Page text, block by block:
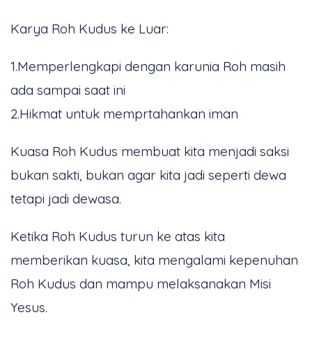
Karya Roh Kudus ke Luar:
1.Memperlengkapi dengan karunia Roh masih
ada sampai saat ini
2.Hikmat untuk memprtahankan iman
Kuasa Roh Kudus membuat kita menjadi saksi
bukan sakti, bukan agar kita jadi seperti dewa
tetapi jadi dewasa.
Ketika Roh Kudus turun ke atas kita
memberikan kuasa, kita mengalami kepenuhan
Roh Kudus dan mampu melaksanakan Misi
Yesus.